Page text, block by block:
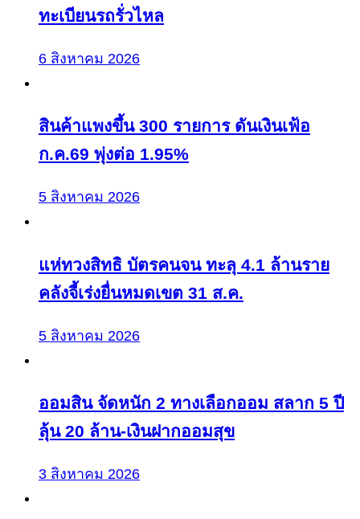
ทะเบียนรถรั่วไหล
6 สิงหาคม 2026
สินค้าแพงขึ้น 300 รายการ ดันเงินเฟ้อ
ก.ค.69 พุ่งต่อ 1.95%
5 สิงหาคม 2026
แห่ทวงสิทธิ บัตรคนจน ทะลุ 4.1 ล้านราย
คลังจี้เร่งยื่นหมดเขต 31 ส.ค.
5 สิงหาคม 2026
ออมสิน จัดหนัก 2 ทางเลือกออม สลาก 5 ปี
ลุ้น 20 ล้าน-เงินฝากออมสุข
3 สิงหาคม 2026